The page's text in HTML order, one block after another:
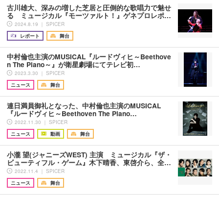
古川雄大、深みの増した芝居と圧倒的な歌唱力で魅せ
る ミュージカル『モーツァルト！』ゲネプロレポ…
2024.8.19 ｜ SPICER
レポート
舞台
中村倫也主演のMUSICAL『ルードヴィヒ～Beethove
n The Piano～』が衛星劇場にてテレビ初…
2023.3.30 ｜ SPICER
ニュース
舞台
連日満員御礼となった、中村倫也主演のMUSICAL
『ルードヴィヒ～Beethoven The Piano…
2022.11.30 ｜ SPICER
ニュース
動画 舞台
小瀧 望(ジャニーズWEST) 主演 ミュージカル『ザ・
ビューティフル・ゲーム』木下晴香、東啓介ら、全…
2022.11.4 ｜ SPICER
ニュース
舞台